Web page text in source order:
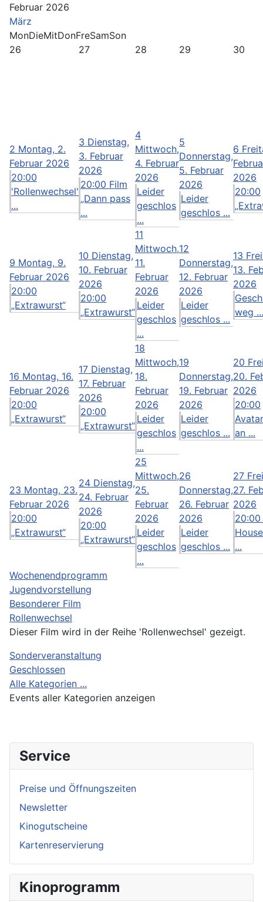
Februar 2026
März
MonDieMitDonFreSamSon
26
27 28 29 30
2 Montag, 2.
Februar 2026
20:00
'Rollenwechsel'
...
3 Dienstag,
3. Februar
2026
20:00 Film
„Dann pass
...
4
Mittwoch,
4. Februar
2026
Leider
geschlos
...
5
Donnerstag,
5. Februar
2026
Leider
geschlos ...
6
2026
20:00
9 Montag, 9.
Februar 2026
20:00
„Extrawurst“
10 Dienstag,
10. Februar
2026
20:00
„Extrawurst“
11
Mittwoch,
11.
Februar
2026
Leider
geschlos
...
12
Donnerstag,
12. Februar
2026
Leider
geschlos ...
13
13.
2026
weg ...
16 Montag, 16.
Februar 2026
20:00
„Extrawurst“
17 Dienstag,
17. Februar
2026
20:00
„Extrawurst“
18
Mittwoch,
18.
Februar
2026
Leider
geschlos
...
19
Donnerstag,
19. Februar
2026
Leider
geschlos ...
20
20.
2026
20:00
an ...
23 Montag, 23.
Februar 2026
20:00
„Extrawurst“
24 Dienstag,
24. Februar
2026
20:00
„Extrawurst“
25
Mittwoch,
25.
Februar
2026
Leider
geschlos
...
26
Donnerstag,
26. Februar
2026
Leider
geschlos ...
27
27.
2026
20:00
...
Wochenendprogramm
Jugendvorstellung
Besonderer Film
Rollenwechsel
Dieser Film wird in der Reihe 'Rollenwechsel' gezeigt.
Sonderveranstaltung
Geschlossen
Alle Kategorien ...
Events aller Kategorien anzeigen
Service
Preise und Öffnungszeiten
Newsletter
Kinogutscheine
Kartenreservierung
Kinoprogramm